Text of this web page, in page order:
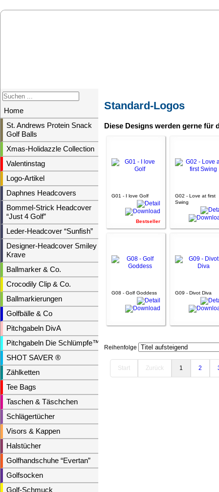
Home
St. Andrews Protein Snack
Golf Balls
Xmas-Holidazzle Collection
Valentinstag
Logo-Artikel
Daphnes Headcovers
Bommel-Strick Headcover
“Just 4 Golf”
Leder-Headcover “Sunfish”
Designer-Headcover Smiley &
Krave
Ballmarker & Co.
Crocodily Clip & Co.
Ballmarkierungen
Golfbälle & Co
Pitchgabeln DivA
Pitchgabeln Die Schlümpfe™
SHOT SAVER ®
Zählketten
Tee Bags
Taschen & Täschchen
Schlägertücher
Visors & Kappen
Halstücher
Golfhandschuhe “Evertan”
Golfsocken
Golf-Schmuck
Standard-Logos
Diese Designs werden gerne für
G01 - I love Golf
Bestseller
G02 - Love at first
Swing
G08 - Golf Goddess G09 - Divot Diva
Reihenfolge
Start Zurück 1 2